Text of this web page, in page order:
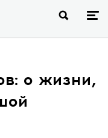
о жизни,